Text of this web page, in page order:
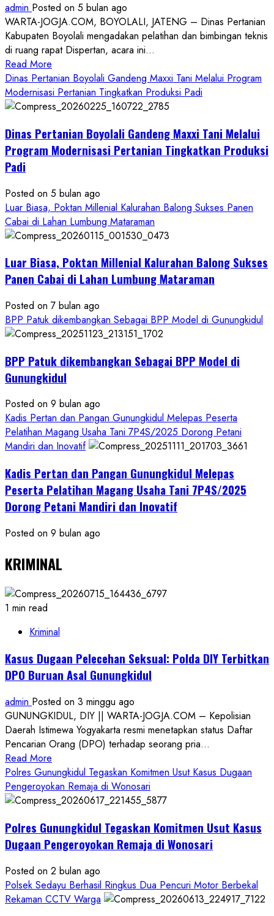
admin Posted on 5 bulan ago
WARTA-JOGJA.COM, BOYOLALI, JATENG – Dinas Pertanian
Kabupaten Boyolali mengadakan pelatihan dan bimbingan teknis
di ruang rapat Dispertan, acara ini...
Read More
more
about
Dinas
Boyolali
Gelar
Singkong
Wujudkan
Ketahanan
Pangan
Petani
Dinas Pertanian Boyolali Gandeng Maxxi Tani Melalui Program
Modernisasi Pertanian Tingkatkan Produksi Padi
Dinas Pertanian Boyolali Gandeng Maxxi Tani Melalui
Program Modernisasi Pertanian Tingkatkan Produksi
Padi
Posted on 5 bulan ago
Luar Biasa, Poktan Millenial Kalurahan Balong Sukses Panen
Cabai di Lahan Lumbung Mataraman
Luar Biasa, Poktan Millenial Kalurahan Balong Sukses
Panen Cabai di Lahan Lumbung Mataraman
Posted on 7 bulan ago
BPP Patuk dikembangkan Sebagai BPP Model di Gunungkidul
BPP Patuk dikembangkan Sebagai BPP Model di
Gunungkidul
Posted on 9 bulan ago
Kadis Pertan dan Pangan Gunungkidul Melepas Peserta
Pelatihan Magang Usaha Tani 7P4S/2025 Dorong Petani
Mandiri dan Inovatif
Kadis Pertan dan Pangan Gunungkidul Melepas
Peserta Pelatihan Magang Usaha Tani 7P4S/2025
Dorong Petani Mandiri dan Inovatif
Posted on 9 bulan ago
KRIMINAL
1 min read
Kriminal
Kasus Dugaan Pelecehan Seksual: Polda DIY Terbitkan
DPO Buruan Asal Gunungkidul
admin Posted on 3 minggu ago
GUNUNGKIDUL, DIY || WARTA-JOGJA.COM – Kepolisian
Daerah Istimewa Yogyakarta resmi menetapkan status Daftar
Pencarian Orang (DPO) terhadap seorang pria...
Read More
more
about
Kasus
Pelecehan
Seksual:
DIY
Terbitkan
DPO
Polres Gunungkidul Tegaskan Komitmen Usut Kasus Dugaan
Pengeroyokan Remaja di Wonosari
Polres Gunungkidul Tegaskan Komitmen Usut Kasus
Dugaan Pengeroyokan Remaja di Wonosari
Posted on 2 bulan ago
Polsek Sedayu Berhasil Ringkus Dua Pencuri Motor Berbekal
Rekaman CCTV Warga